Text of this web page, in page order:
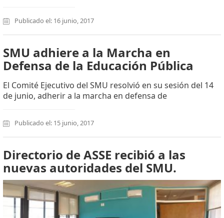
Publicado el: 16 junio, 2017
SMU adhiere a la Marcha en
Defensa de la Educación Pública
El Comité Ejecutivo del SMU resolvió en su sesión del 14
de junio, adherir a la marcha en defensa de
Publicado el: 15 junio, 2017
Directorio de ASSE recibió a las
nuevas autoridades del SMU.